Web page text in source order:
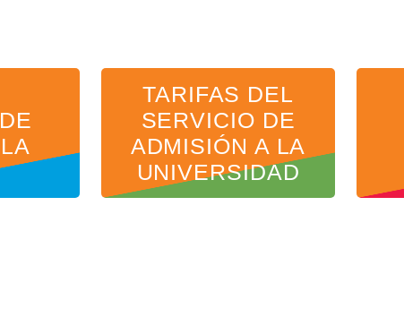
TARIFAS DEL
SERVICIO DE
ADMISIÓN A LA
UNIVERSIDAD